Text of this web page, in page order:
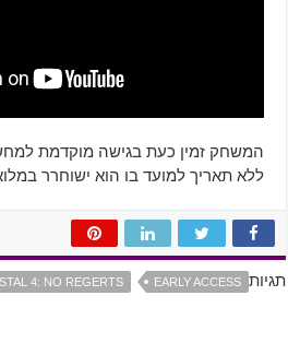
ללא תאריך למועד בו הוא ישוחרר
תגיות EARLY ACCESS
4: NO REGERTS